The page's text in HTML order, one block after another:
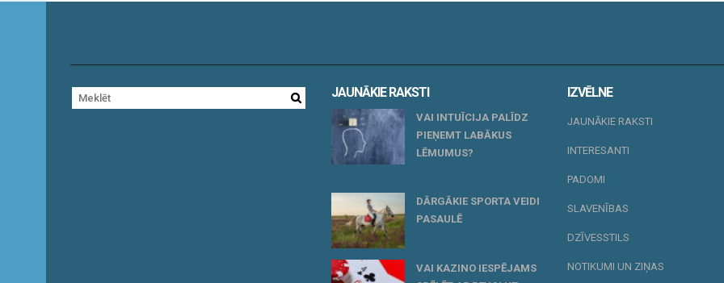
JAUNĀKIE RAKSTI
VAI INTUĪCIJA PALĪDZ
PIEŅEMT LABĀKUS
LĒMUMUS?
DĀRGĀKIE SPORTA VEIDI
PASAULĒ
VAI KAZINO IESPĒJAMS
IZVĒLNE
JAUNĀKIE RAKSTI
INTERESANTI
PADOMI
SLAVENĪBAS
DZĪVESSTILS
NOTIKUMI UN ZIŅAS